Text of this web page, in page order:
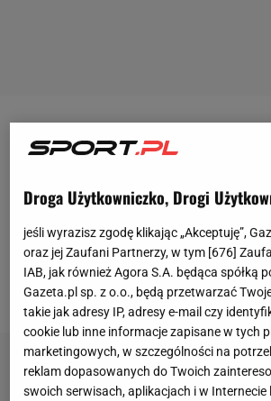
trudna. Drużyna Cristiano Ronaldo
półfinale Azjatyckiej Ligi Mistrzów
ostatni mecz z Al-Ittihad 2:3, mimo
Ten wynik sprawił, że zespół
N'Golo Kante umocnił się na pozycji
Nassr spadł na czwarte miejsce.
Droga Użytkowniczko, Drogi
jeśli wyrazisz zgodę klikając „Akceptuję”,
oraz jej Zaufani Partnerzy, w tym [676]
IAB, jak również Agora S.A. będąca spółką
Gazeta.pl sp. z o.o., będą przetwarzać
takie jak adresy IP, adresy e-mail czy
cookie lub inne informacje zapisane w tych
marketingowych, w szczególności na
reklam dopasowanych do Twoich
swoich serwisach, aplikacjach i w Internecie